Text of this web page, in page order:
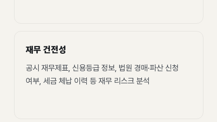
재무 건전성
공시 재무제표, 신용등급 정보, 법원 경매·파산 신청
여부, 세금 체납 이력 등 재무 리스크 분석